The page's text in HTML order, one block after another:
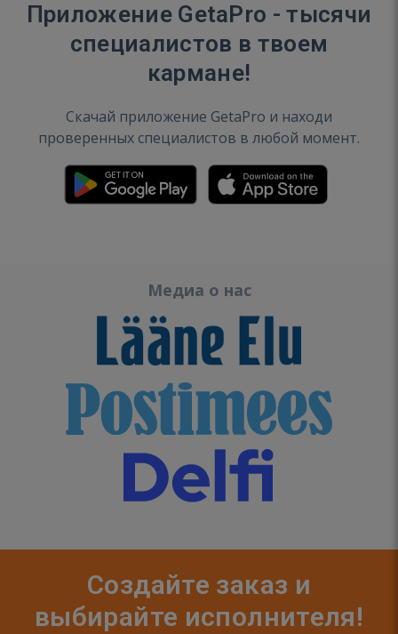
Приложение GetaPro - тысячи
специалистов в твоем
кармане!
Скачай приложение GetaPro и находи
проверенных специалистов в любой момент.
Медиа о нас
Создайте заказ и
выбирайте исполнителя!